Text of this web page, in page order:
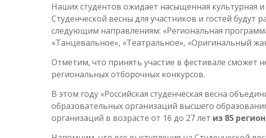
Наших студентов ожидает насыщенная культурная
Студенческой весны для участников и гостей будут
следующим направлениям: «Региональная
«Танцевальное», «Театральное», «Оригинальный
Отметим, что принять участие в фестивале сможет
региональных отборочных конкурсов.
В этом году «Российская студенческая весна
образовательных организаций высшего
организаций в возрасте от 16 до 27 лет из 85